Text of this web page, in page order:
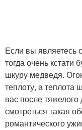
Если вы являетесь
тогда очень кстати
шкуру медведя.
теплоту, а теплота
вас после
смотреться такая
романтического